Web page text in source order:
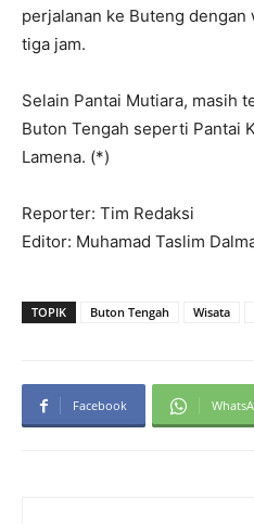
perjalanan ke Buteng
tiga jam.
Selain Pantai Mutiara, masih
Buton Tengah seperti Pantai
Lamena. (*)
Reporter: Tim Redaksi
Editor: Muhamad Taslim
TOPIK Buton Tengah Wisata
Facebook